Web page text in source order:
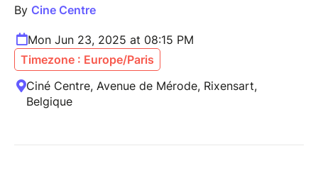
By Cine Centre
Mon Jun 23, 2025 at 08:15 PM
Timezone : Europe/Paris
Ciné Centre, Avenue de Mérode, Rixensart,
Belgique